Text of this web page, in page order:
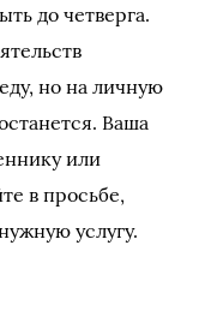
до четверга.
но на личную
Ваша
или
в просьбе,
услугу.